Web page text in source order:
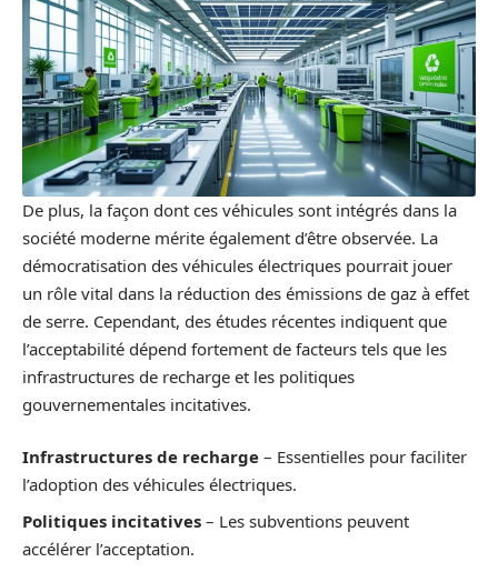
De plus, la façon dont ces véhicules sont intégrés dans la
société moderne mérite également d’être observée. La
démocratisation des véhicules électriques pourrait jouer
un rôle vital dans la réduction des émissions de gaz à effet
de serre. Cependant, des études récentes indiquent que
l’acceptabilité dépend fortement de facteurs tels que les
infrastructures de recharge et les politiques
gouvernementales incitatives.
Infrastructures de recharge – Essentielles pour faciliter
l’adoption des véhicules électriques.
Politiques incitatives – Les subventions peuvent
accélérer l’acceptation.